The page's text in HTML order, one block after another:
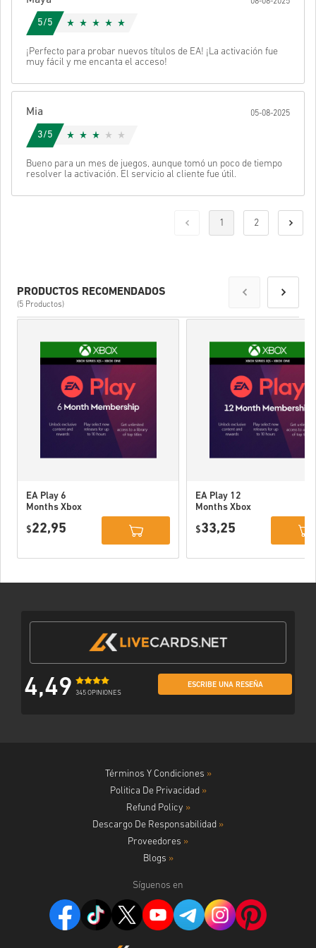
5/5
¡Perfecto para probar nuevos títulos de EA! ¡La activación fue
muy fácil y me encanta el acceso!
Mia 05-08-2025
3/5
Bueno para un mes de juegos, aunque tomó un poco de tiempo
resolver la activación. El servicio al cliente fue útil.
1 2
PRODUCTOS RECOMENDADOS
(5 Productos)
EA Play 6
Months Xbox
$22,95
EA Play 12
Months Xbox
Series X|S
$33,25
4,49 345 OPINIONES
ESCRIBE UNA RESEÑA
Términos Y Condiciones »
Politica De Privacidad »
Refund Policy »
Descargo De Responsabilidad »
Proveedores »
Blogs »
Síguenos en